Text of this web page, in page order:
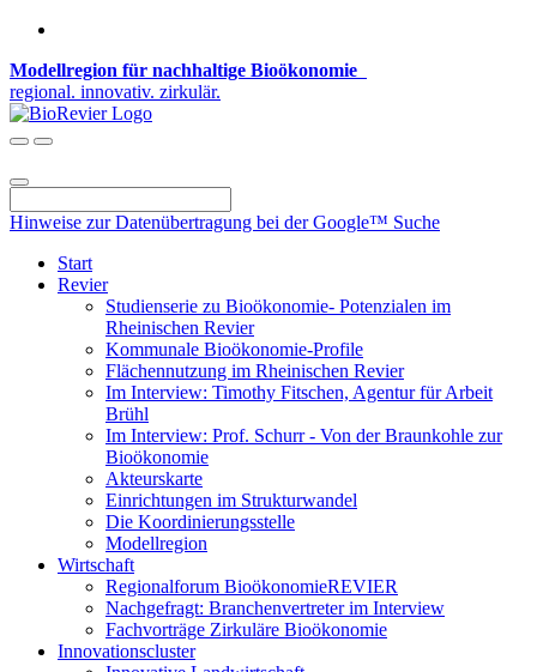
Modellregion für nachhaltige Bioökonomie
regional. innovativ. zirkulär.
Hinweise zur Datenübertragung bei der Google™ Suche
Start
Revier
Studienserie zu Bioökonomie- Potenzialen im
Rheinischen Revier
Kommunale Bioökonomie-Profile
Flächennutzung im Rheinischen Revier
Im Interview: Timothy Fitschen, Agentur für Arbeit
Brühl
Im Interview: Prof. Schurr - Von der Braunkohle zur
Bioökonomie
Akteurskarte
Einrichtungen im Strukturwandel
Die Koordinierungsstelle
Modellregion
Wirtschaft
Regionalforum BioökonomieREVIER
Nachgefragt: Branchenvertreter im Interview
Fachvorträge Zirkuläre Bioökonomie
Innovationscluster